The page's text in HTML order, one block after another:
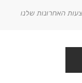
האחרונות שלנו